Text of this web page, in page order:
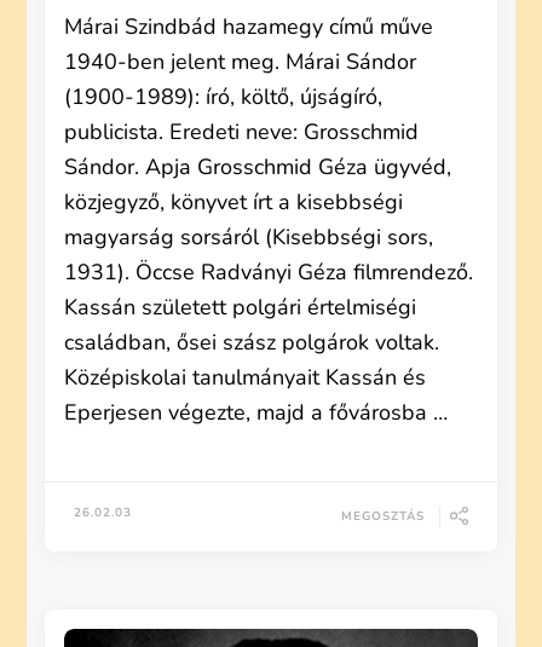
Márai Szindbád hazamegy című műve
1940-ben jelent meg. Márai Sándor
(1900-1989): író, költő, újságíró,
publicista. Eredeti neve: Grosschmid
Sándor. Apja Grosschmid Géza ügyvéd,
közjegyző, könyvet írt a kisebbségi
magyarság sorsáról (Kisebbségi sors,
1931). Öccse Radványi Géza filmrendező.
Kassán született polgári értelmiségi
családban, ősei szász polgárok voltak.
Középiskolai tanulmányait Kassán és
Eperjesen végezte, majd a fővárosba …
26.02.03 MEGOSZTÁS